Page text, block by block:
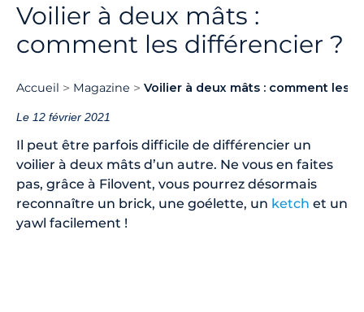
Voilier à deux mâts :
comment les différencier ?
Accueil Magazine Voilier à deux mâts : comment les
Le 12 février 2021
Il peut être parfois difficile de différencier un
voilier à deux mâts d’un autre. Ne vous en faites
pas, grâce à Filovent, vous pourrez désormais
reconnaître un brick, une goélette, un ketch et un
yawl facilement !